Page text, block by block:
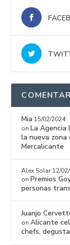
Mia 15/02/2024
on La Agencia
la nueva zona
Mercalicante
Alex Solar 12/
on Premios
personas trans
Juanjo
onAlicante
chefs,